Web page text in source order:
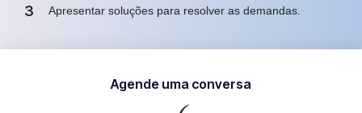
3 Apresentar soluções para resolver as demandas.
Agende uma conversa